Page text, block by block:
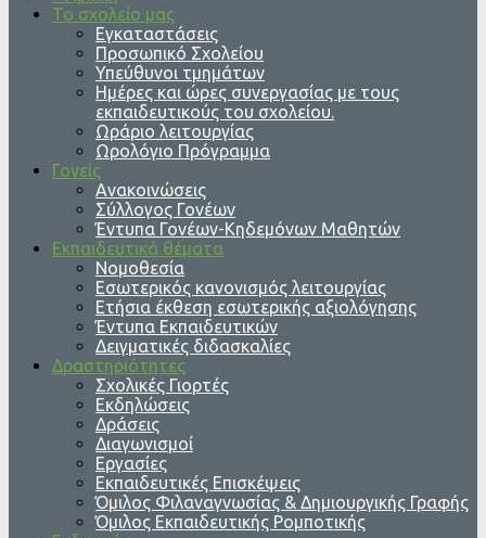
Το σχολείο μας
Εγκαταστάσεις
Προσωπικό Σχολείου
Υπεύθυνοι τμημάτων
Ημέρες και ώρες συνεργασίας με τους
εκπαιδευτικούς του σχολείου.
Ωράριο λειτουργίας
Ωρολόγιο Πρόγραμμα
Γονείς
Ανακοινώσεις
Σύλλογος Γονέων
Έντυπα Γονέων-Κηδεμόνων Μαθητών
Εκπαιδευτικά θέματα
Νομοθεσία
Εσωτερικός κανονισμός λειτουργίας
Ετήσια έκθεση εσωτερικής αξιολόγησης
Έντυπα Εκπαιδευτικών
Δειγματικές διδασκαλίες
Δραστηριότητες
Σχολικές Γιορτές
Εκδηλώσεις
Δράσεις
Διαγωνισμοί
Εργασίες
Εκπαιδευτικές Επισκέψεις
Όμιλος Φιλαναγνωσίας & Δημιουργικής Γραφής
Όμιλος Εκπαιδευτικής Ρομποτικής